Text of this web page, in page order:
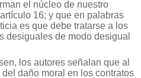
el núcleo de nuestro
16; y que en palabras
es que debe tratarse a los
desiguales de modo desigual
los autores señalan que al
daño moral en los contratos